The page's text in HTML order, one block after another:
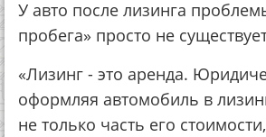
У авто после лизинга
пробега» просто не
«Лизинг - это аренда.
оформляя автомобиль в
не только часть его